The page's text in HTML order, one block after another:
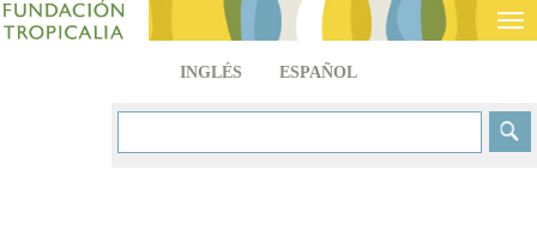
INGLÉS ESPAÑOL